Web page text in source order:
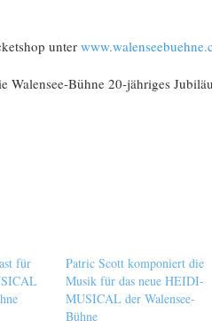
unter
Walensee-Bühne 20-jähriges
für
Patric Scott komponiert die
Musik für das neue HEIDI-
MUSICAL der Walensee-
Bühne